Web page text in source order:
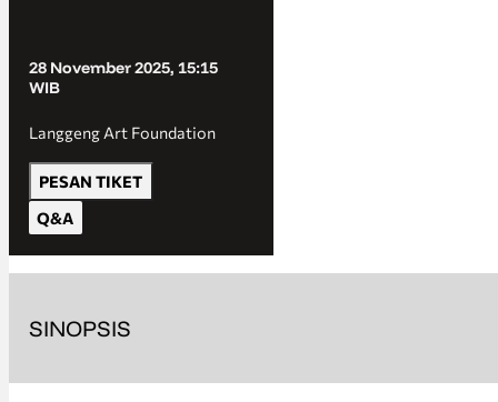
SINOPSIS
28 November 2025, 15:15
WIB
Langgeng Art Foundation
PESAN TIKET
Q&A